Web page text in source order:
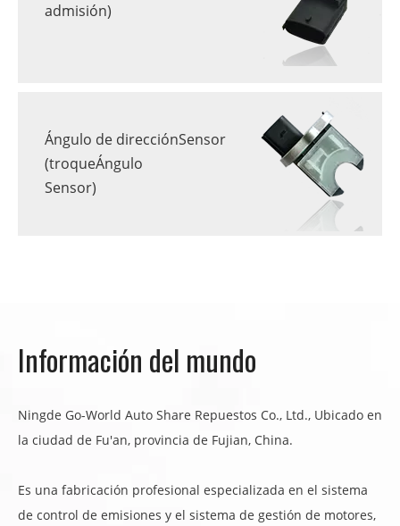
admisión)
Ángulo de direcciónSensor
(troqueÁngulo
Sensor)
Información del mundo
Ningde Go-World Auto Share Repuestos Co., Ltd., Ubicado en
la ciudad de Fu'an, provincia de Fujian, China.
Es una fabricación profesional especializada en el sistema
de control de emisiones y el sistema de gestión de motores,